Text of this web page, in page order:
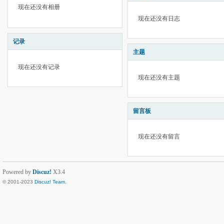
现在还没有相册
记录
现在还没有记录
现在还没有日志
主题
现在还没有主题
留言板
现在还没有留言
Powered by Discuz! X3.4
© 2001-2023 Discuz! Team